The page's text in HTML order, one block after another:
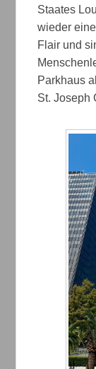
Staates
wieder
Flair und
Parkhaus
St. Joseph